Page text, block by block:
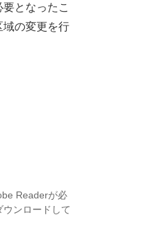
となったこ
域の変更を行
Readerが必
ンロードして